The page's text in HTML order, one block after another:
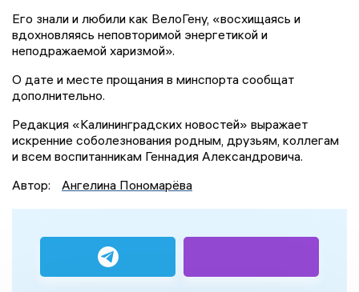
Его знали и любили как ВелоГену, «восхищаясь и
вдохновляясь неповторимой энергетикой и
неподражаемой харизмой».
О дате и месте прощания в минспорта сообщат
дополнительно.
Редакция «Калининградских новостей» выражает
искренние соболезнования родным, друзьям, коллегам
и всем воспитанникам Геннадия Александровича.
Автор:
Ангелина Пономарёва